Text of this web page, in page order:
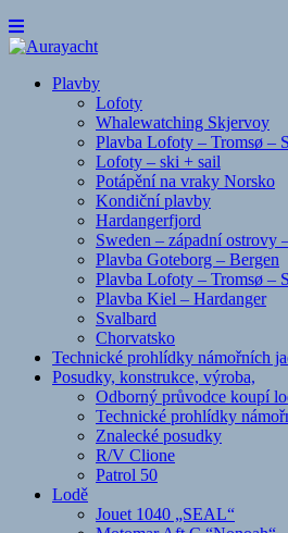
Plavby
Lofoty
Whalewatching Skjervoy
Plavba Lofoty – Tromsø –
Lofoty – ski + sail
Potápění na vraky Norsko
Kondiční plavby
Hardangerfjord
Sweden – západní ostrovy
Plavba Goteborg – Bergen
Plavba Lofoty – Tromsø –
Plavba Kiel – Hardanger
Svalbard
Chorvatsko
Technické prohlídky námořních
Posudky, konstrukce, výroba,
Odborný průvodce koupí
Technické prohlídky
Znalecké posudky
R/V Clione
Patrol 50
Lodě
Jouet 1040 „SEAL“